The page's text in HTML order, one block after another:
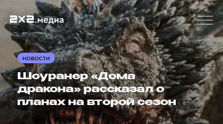
НОВОСТИ
Шоуранер «Дома
дракона» рассказал о
планах на второй сезон